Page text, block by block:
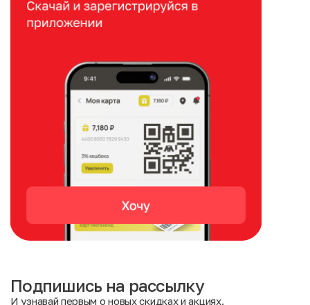
Подпишись на рассылку
И узнавай первым о новых скидках и акциях.